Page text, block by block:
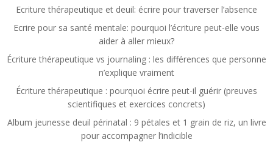
Ecriture thérapeutique et deuil: écrire pour traverser l’absence
Ecrire pour sa santé mentale: pourquoi l’écriture peut-elle vous
aider à aller mieux?
Écriture thérapeutique vs journaling : les différences que personne
n’explique vraiment
Écriture thérapeutique : pourquoi écrire peut-il guérir (preuves
scientifiques et exercices concrets)
Album jeunesse deuil périnatal : 9 pétales et 1 grain de riz, un livre
pour accompagner l’indicible